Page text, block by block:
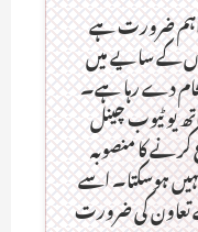
ضرورت ہےـ
کے سایے میں
دے رہا ہے۔
یو ٹیوب چینل
کا منصوبہ
ہوسکتا۔ اسے
کی ضرورت